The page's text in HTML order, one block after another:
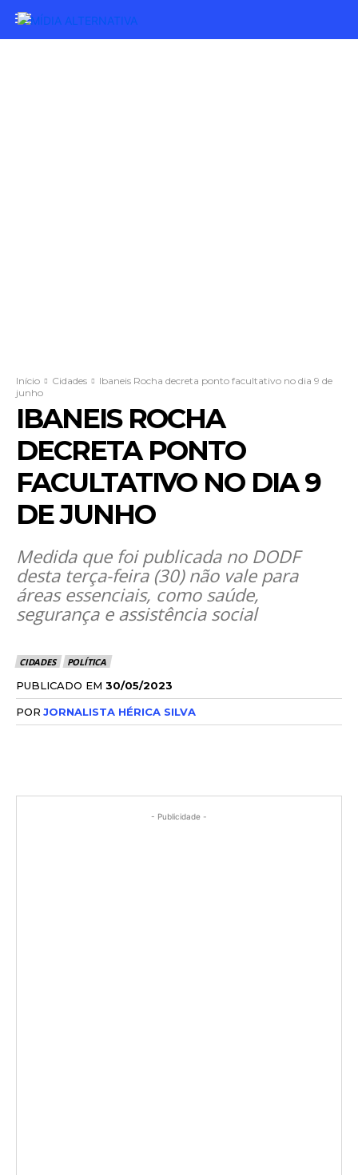
Início Cidades
Ibaneis Rocha decreta ponto facultativo no dia 9 de
junho
IBANEIS ROCHA
DECRETA PONTO
FACULTATIVO NO DIA 9
DE JUNHO
Medida que foi publicada no DODF
desta terça-feira (30) não vale para
áreas essenciais, como saúde,
segurança e assistência social
CIDADES POLÍTICA
PUBLICADO EM 30/05/2023
POR JORNALISTA HÉRICA SILVA
- Publicidade -